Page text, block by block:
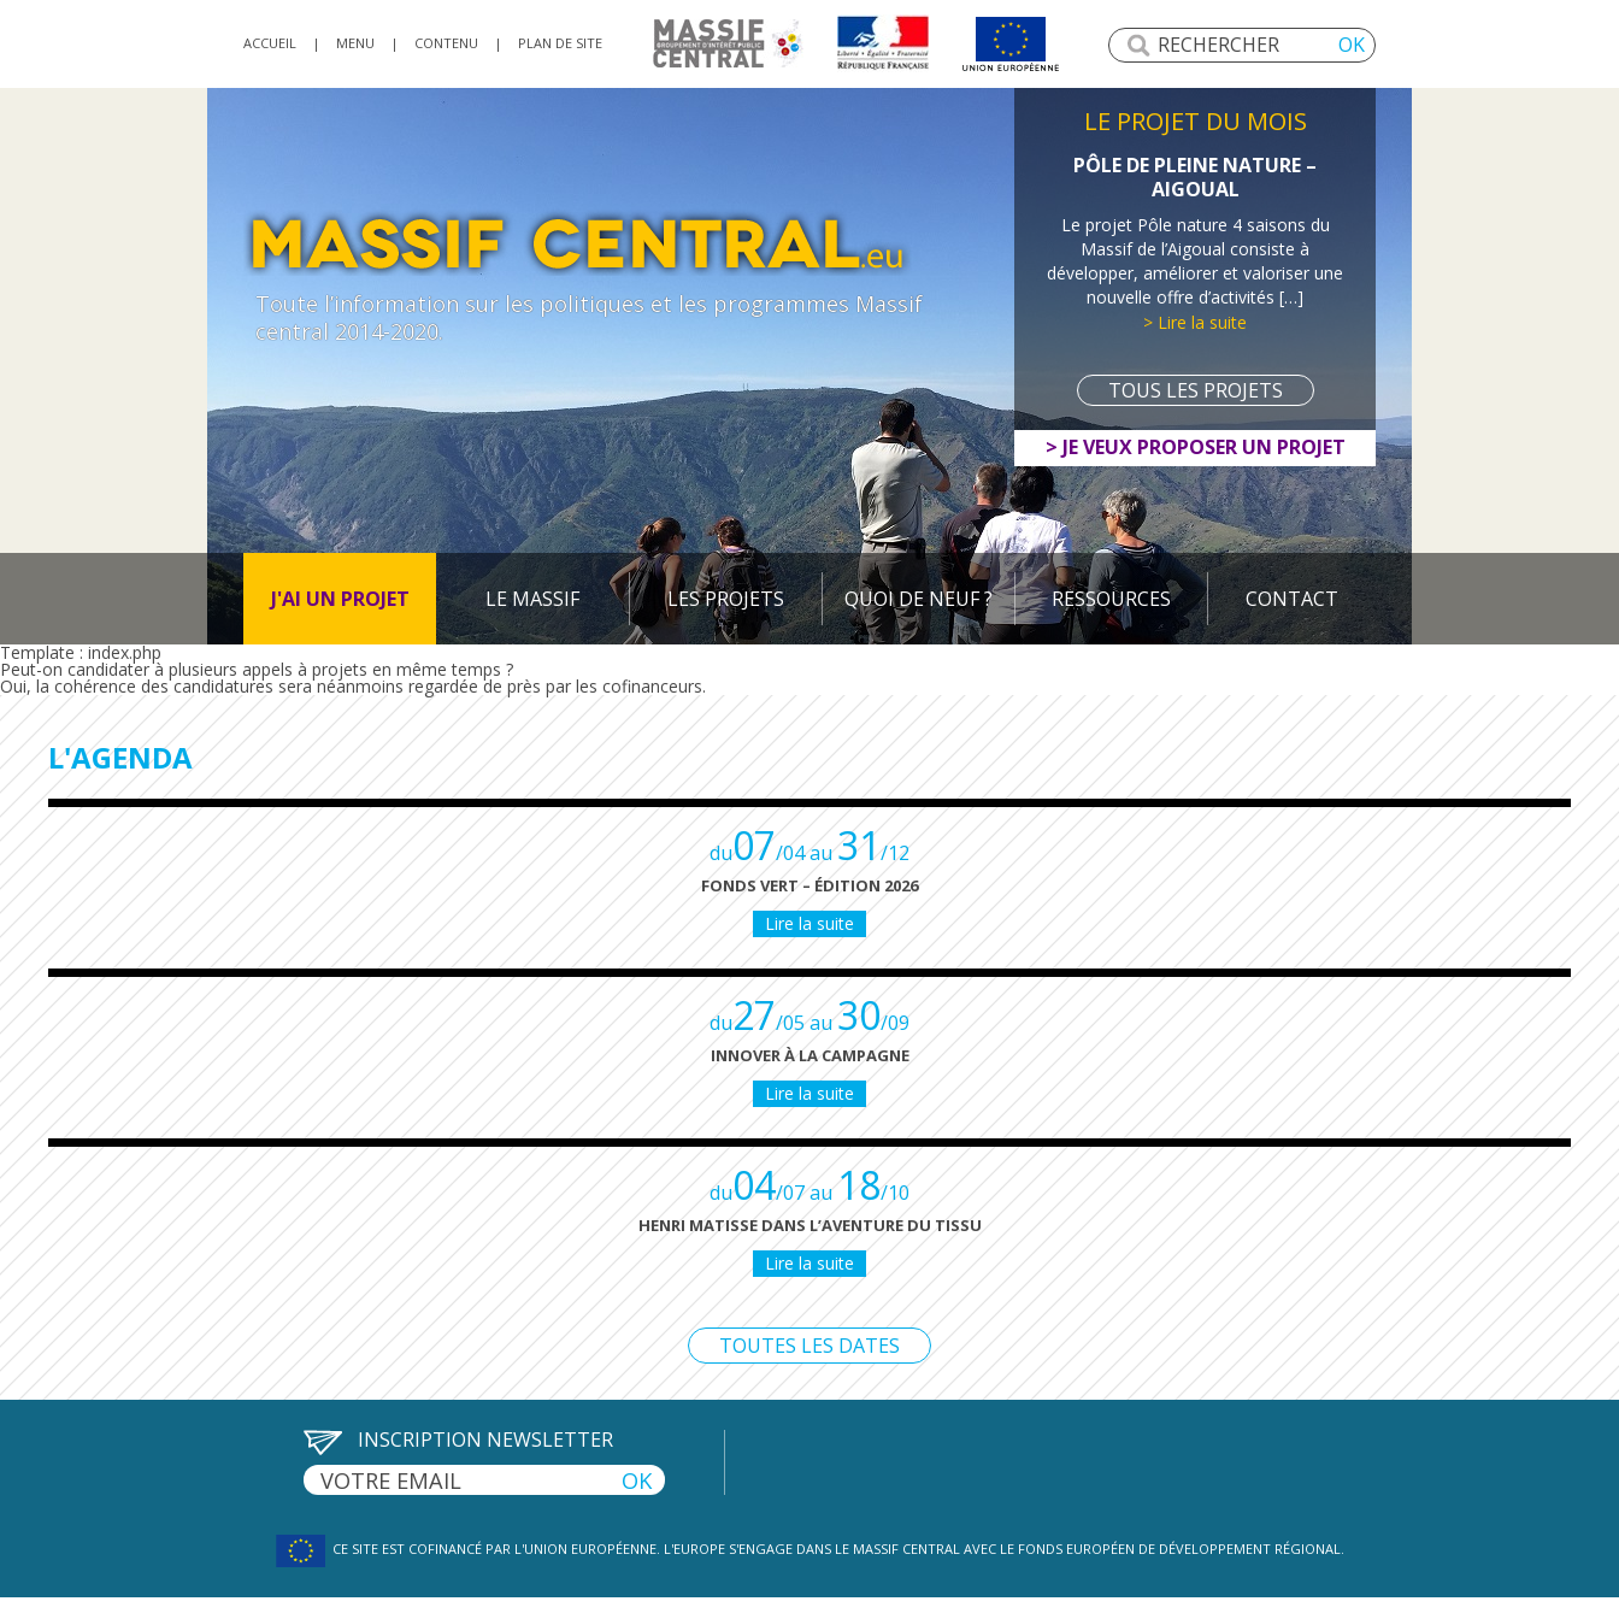
ACCUEIL | MENU | CONTENU | PLAN DE SITE
Toute l’information sur les politiques et les programmes Massif
central 2014-2020.
LE PROJET DU MOIS
PÔLE DE PLEINE NATURE –
AIGOUAL
Le projet Pôle nature 4 saisons du
Massif de l’Aigoual consiste à
développer, améliorer et valoriser une
nouvelle offre d’activités […]
> Lire la suite
TOUS LES PROJETS
> JE VEUX PROPOSER UN PROJET
J'AI UN PROJET LE MASSIF LES PROJETS QUOI DE NEUF ? RESSOURCES CONTACT
Template : index.php
Peut-on candidater à plusieurs appels à projets en même temps ?
Oui, la cohérence des candidatures sera néanmoins regardée de près par les cofinanceurs.
L'AGENDA
du07/04 au31/12
FONDS VERT – ÉDITION 2026
Lire la suite
du27/05 au30/09
INNOVER À LA CAMPAGNE
Lire la suite
du04/07 au18/10
HENRI MATISSE DANS L’AVENTURE DU TISSU
Lire la suite
TOUTES LES DATES
INSCRIPTION NEWSLETTER
CE SITE EST COFINANCÉ PAR L'UNION EUROPÉENNE. L'EUROPE S'ENGAGE DANS LE MASSIF CENTRAL AVEC LE FONDS EUROPÉEN DE DÉVELOPPEMENT RÉGIONAL.